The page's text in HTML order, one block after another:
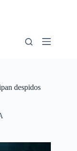
despidos